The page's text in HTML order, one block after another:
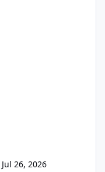
Jul 26, 2026